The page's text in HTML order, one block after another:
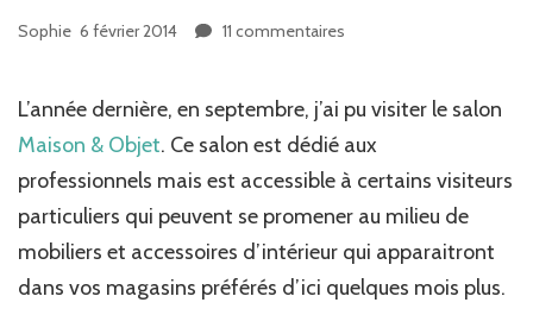
Sophie 6 février 2014 11 commentaires
de
Maison
&
Printemps
2014…
L’année dernière, en septembre, j’ai pu visiter le salon
Maison & Objet. Ce salon est dédié aux
professionnels mais est accessible à certains visiteurs
particuliers qui peuvent se promener au milieu de
mobiliers et accessoires d’intérieur qui apparaitront
dans vos magasins préférés d’ici quelques mois plus.